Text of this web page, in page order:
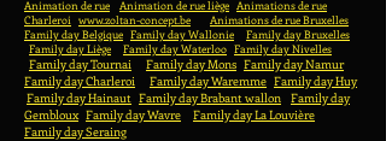
Animation de rue
Animation de rue liège Animations de rue
Charleroi www.zoltan-concept.be
Animations de rue Bruxelles
Family day Belgique Family day Wallonie
Family day Bruxelles
Family day Liège
Family day Waterloo Family day Nivelles
Family day Tournai Family day Mons Family day Namur
Family day Charleroi
Family day Waremme Family day Huy
Family day Hainaut Family day Brabant wallon Family day
Gembloux Family day Wavre
Family day La Louvière
Family day Seraing